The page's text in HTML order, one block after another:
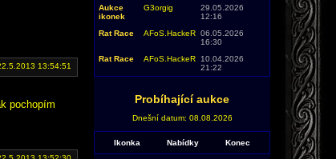
13:54:51
pochopím
Aukce
ikonek
G3orgig
29.05.2026
12:16
Rat Race
AFoS.HackeR 06.05.2026
16:30
Rat Race
AFoS.HackeR
10.04.2026
21:22
Probíhající aukce
Dnešní datum: 08.08.2026
Ikonka Nabídky Konec